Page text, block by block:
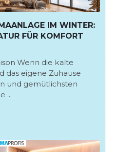
IM WINTER:
FÜR KOMFORT
Wenn die kalte
das eigene Zuhause
und gemütlichsten
...